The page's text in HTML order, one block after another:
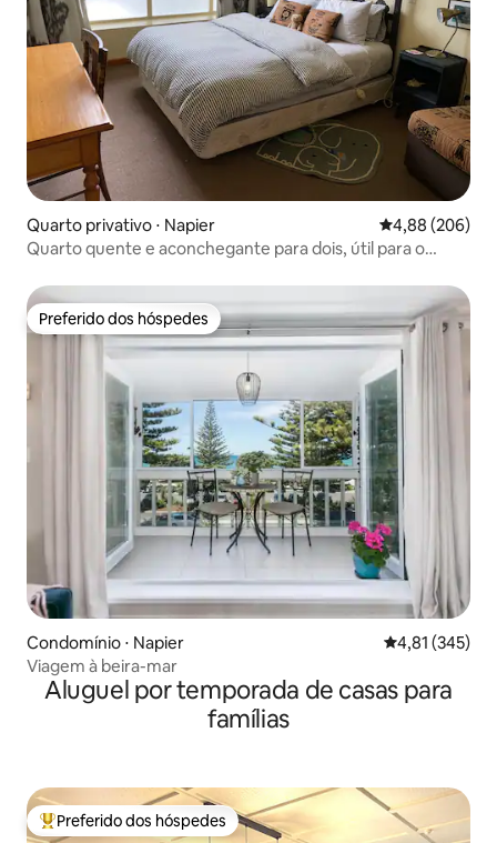
Quarto privativo ⋅ Napier 4,88 de uma
4,88 (206)
Quarto quente e aconchegante para dois, útil para o
Preferido dos hóspedes
Preferido dos hóspedes
Condomínio ⋅ Napier 4,81 de uma
4,81 (345)
Viagem à beira-mar
Aluguel por temporada de casas para
famílias
Entre os melhores preferidos dos hóspedes
Preferido dos hóspedes